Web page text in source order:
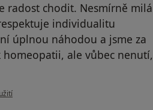
radost chodit. Nesmírně milá
individualitu
úplnou náhodou a jsme za
homeopatii, ale vůbec nenutí,
Tereza B.